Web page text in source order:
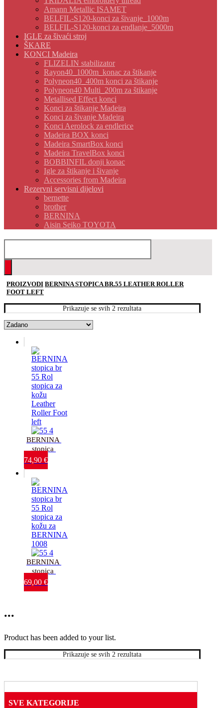
Amann Metallic ISAMET
BELFIL-S120-konci za šivanje_1000m
BELFIL-S120-konci za endlanje_5000m
IGLE za šivaći stroj
ŠKARE
KONCI Madeira
FLIZELIN stabilizator
Rayon40_1000m_konac za štikanje
Polyneon40_400m konci za štikanje
Polyneon40 Multi_200m za štikanje
Metallised Effect konci
Konci za štikanje Madeira
Konci za šivanje Madeira
Konci Aerolock za endlerice
Madeira BOX konci
Madeira SmartBox konci
Madeira TravelBox konci
BOBBINFIL donji konac
Igle za štikanje i šivanje
Accessories from Madeira
Rezervni servisni dijelovi
bernette
brother
BERNINA
Aisin Seiko TOYOTA
PROIZVODI BERNINA STOPICA BR.55 LEATHER ROLLER
FOOT LEFT
Prikazuje se svih 2 rezultata
BERNINA
stopica
br.55 Rol
Leather
Roller
Foot left
74,90 €
BERNINA
stopica
br.55 Rol
69,00 €
...
Product has been added to your list.
Prikazuje se svih 2 rezultata
SVE KATEGORIJE